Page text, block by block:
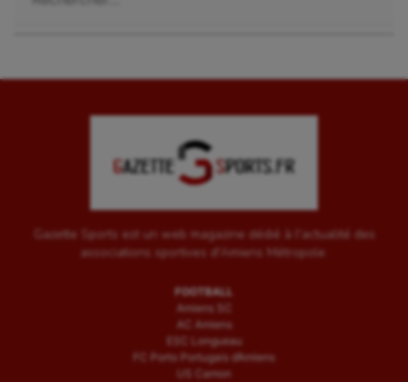
Gazette Sports est un web magazine dédié à l'actualité des
associations sportives d'Amiens Métropole.
FOOTBALL
Amiens SC
AC Amiens
ESC Longueau
FC Porto Portugais d’Amiens
US Camon